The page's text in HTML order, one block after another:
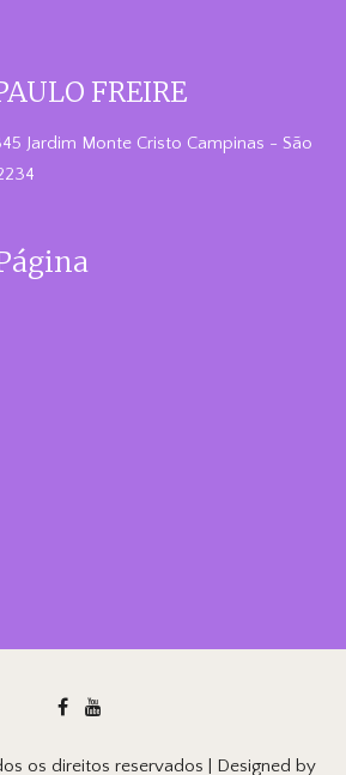
FREIRE
Jardim Monte Cristo Campinas - São
os direitos reservados | Designed by